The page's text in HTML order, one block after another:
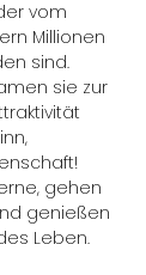
vom
Millionen
sind.
sie zur
gehen
genießen
Leben.